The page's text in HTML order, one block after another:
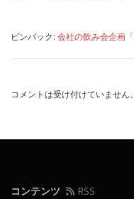
ピンバック: 会社の飲み会企画
コメントは受け付けていません。
コンテンツ
RSS